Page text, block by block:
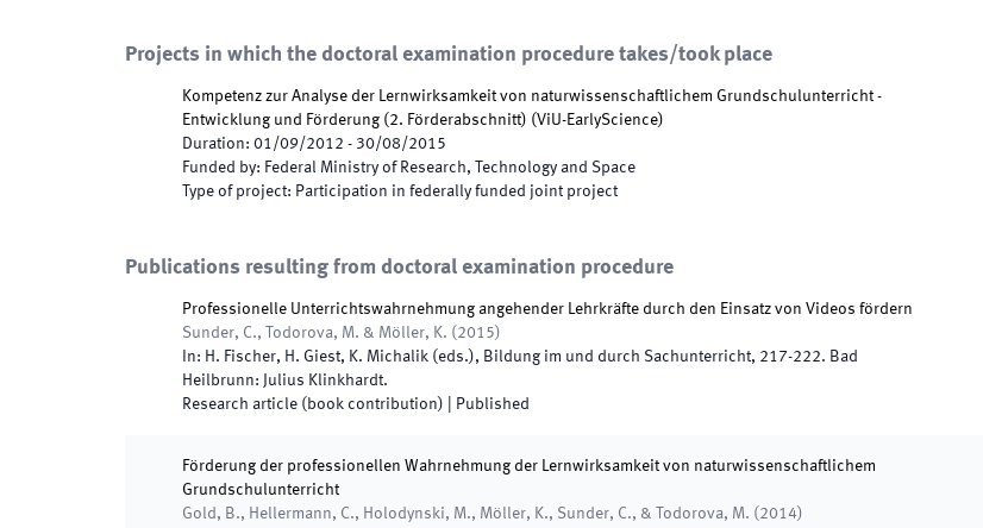
Projects in which the doctoral examination procedure takes/took place
Kompetenz zur Analyse der Lernwirksamkeit von naturwissenschaftlichem Grundschulunterricht -
Entwicklung und Förderung (2. Förderabschnitt) (ViU-EarlyScience)
Duration: 01/09/2012 - 30/08/2015
Funded by: Federal Ministry of Research, Technology and Space
Type of project: Participation in federally funded joint project
Publications resulting from doctoral examination procedure
Professionelle Unterrichtswahrnehmung angehender Lehrkräfte durch den Einsatz von Videos fördern
Sunder, C., Todorova, M. & Möller, K. ( 2015)
In: H. Fischer, H. Giest, K. Michalik (eds.), Bildung im und durch Sachunterricht, 217-222. Bad
Heilbrunn: Julius Klinkhardt.
Research article (book contribution)
Published
Förderung der professionellen Wahrnehmung der Lernwirksamkeit von naturwissenschaftlichem
Grundschulunterricht
Gold, B., Hellermann, C., Holodynski, M., Möller, K., Sunder, C., & Todorova, M. ( 2014)